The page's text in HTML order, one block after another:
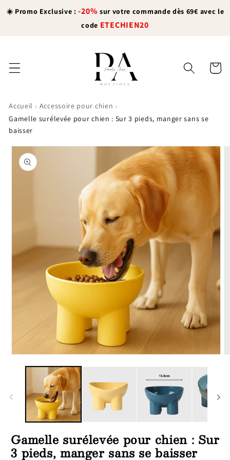
passer
☀️ Promo Exclusive :-20% sur votre commande dès 69€ avec le
code ETECHIEN20
Panier
Accueil › Accessoire pour chien ›
Gamelle surélevée pour chien : Sur 3 pieds, manger sans se
baisser
Passer aux
informations
produits
une
fenêtre
Gamelle surélevée pour chien : Sur
3 pieds, manger sans se baisser